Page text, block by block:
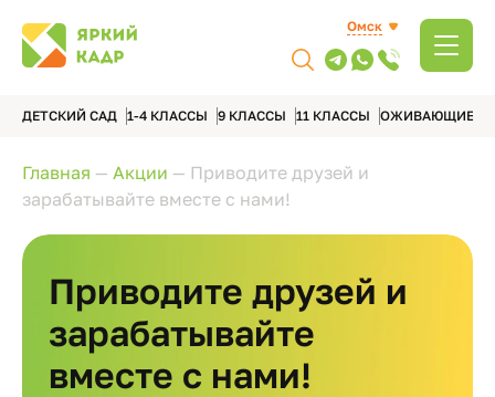
Омск
ДЕТСКИЙ САД 1-4 КЛАССЫ 9 КЛАССЫ 11 КЛАССЫ ОЖИВАЮЩИЕ
Главная — Акции — Приводите друзей и
зарабатывайте вместе с нами!
Приводите друзей и
зарабатывайте
вместе с нами!